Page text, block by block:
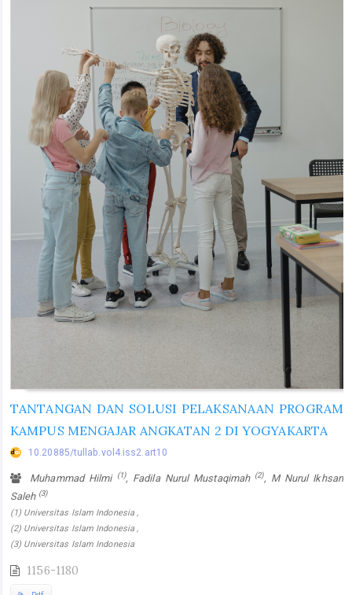
TANTANGAN DAN SOLUSI PELAKSANAAN PROGRAM
KAMPUS MENGAJAR ANGKATAN 2 DI YOGYAKARTA
10.20885/tullab.vol4.iss2.art10
Muhammad Hilmi (1), Fadila Nurul Mustaqimah (2), M Nurul Ikhsan
Saleh (3)
(1) Universitas Islam Indonesia ,
(2) Universitas Islam Indonesia ,
(3) Universitas Islam Indonesia
1156-1180